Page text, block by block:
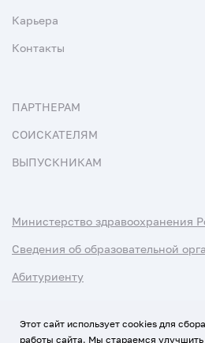
Карьера
Контакты
ПАРТНЕРАМ
СОИСКАТЕЛЯМ
ВЫПУСКНИКАМ
Министерство здравоохранения
Сведения об образовательной
Абитуриенту
Этот сайт использует cookies для
работы сайта. Мы стараемся